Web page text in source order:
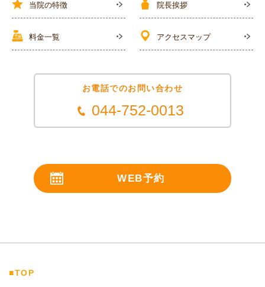
当院の特徴 院長挨拶
料金一覧 アクセスマップ
お電話でのお問い合わせ
044-752-0013
WEB予約
■TOP